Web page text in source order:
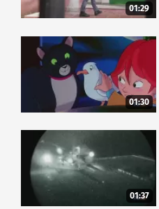
01:29
01:30
01:37